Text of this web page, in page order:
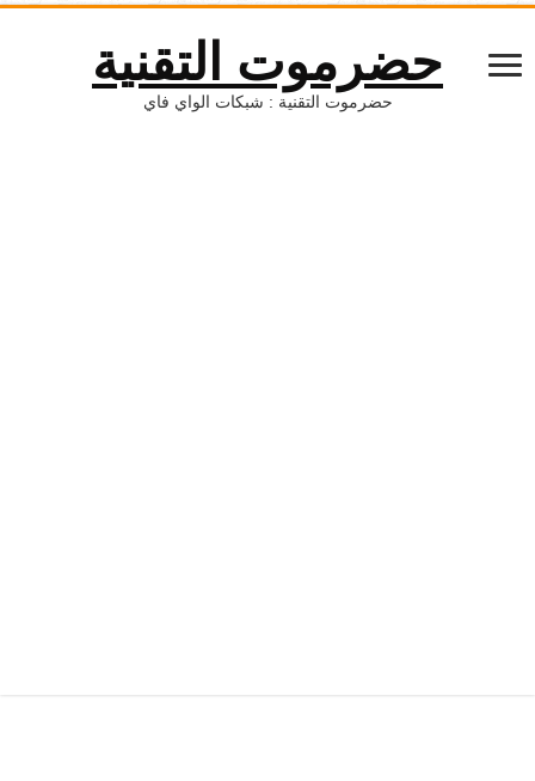
حضرموت التقنية
حضرموت التقنية : شبكات الواي فاي